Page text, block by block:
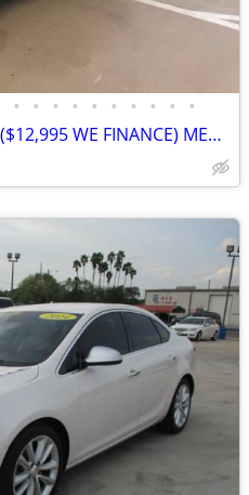
• • • • • • • • • •
2014 MERCEDES GL450 4.7 ($12,995 WE FINANCE) MENCHACA AUTO SALES